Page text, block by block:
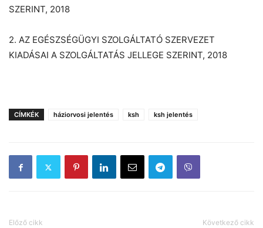
SZERINT, 2018
2. AZ EGÉSZSÉGÜGYI SZOLGÁLTATÓ SZERVEZET
KIADÁSAI A SZOLGÁLTATÁS JELLEGE SZERINT, 2018
CÍMKÉK háziorvosi jelentés ksh ksh jelentés
Előző cikk Következő cikk